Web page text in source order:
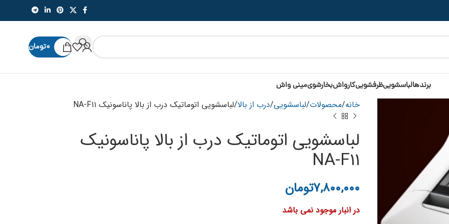
۰تومان
برندهالباسشوییظرفشوییکارواشبخارشویمینی واش
خانه محصولات لباسشویی درب از بالا لباسشویی اتوماتیک درب از بالا پاناسونیک NA-F۱۱
لباسشویی اتوماتیک درب از بالا پاناسونیک
NA-F۱۱
۷,۸۰۰,۰۰۰تومان
در انبار موجود نمی باشد